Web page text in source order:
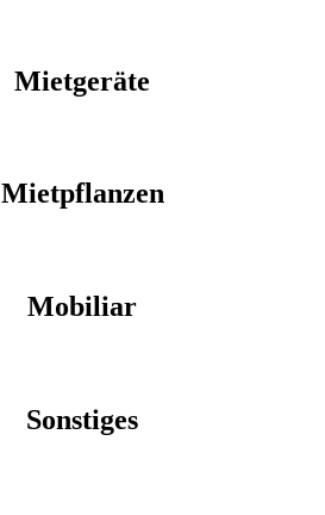
Mietgeräte
Mietpflanzen
Mobiliar
Sonstiges